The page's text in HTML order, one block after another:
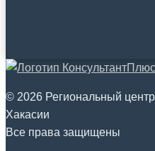
© 2026 Региональный
Хакасии
Все права защищены